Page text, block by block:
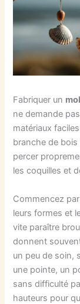
Fabriquer un
ne demande
matériaux
branche de
percer
les coquilles et
Commencez
leurs formes et
vite paraître
donnent
un peu de soin,
une pointe, un
sans difficulté
hauteurs pour